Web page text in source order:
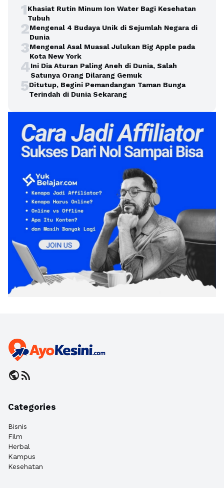
1Khasiat Rutin Minum Ion Water Bagi Kesehatan
Tubuh
2Mengenal 4 Budaya Unik di Sejumlah Negara di
Dunia
3Mengenal Asal Muasal Julukan Big Apple pada
Kota New York
4Ini Dia Aturan Paling Aneh di Dunia, Salah
Satunya Orang Dilarang Gemuk
5Ditutup, Begini Pemandangan Taman Bunga
Terindah di Dunia Sekarang
publicrss_feed
Categories
Bisnis
Film
Herbal
Kampus
Kesehatan